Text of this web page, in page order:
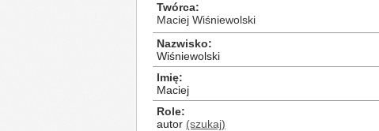
Twórca
Maciej Wiśniewolski
Nazwisko
Wiśniewolski
Imię
Maciej
Role
autor (szukaj)